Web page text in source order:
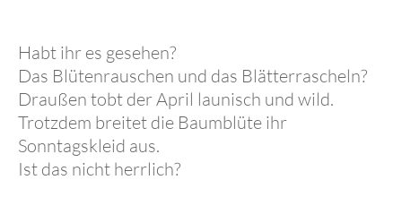
Habt ihr es gesehen?
Das Blütenrauschen und das Blätterrascheln?
Draußen tobt der April launisch und wild.
Trotzdem breitet die Baumblüte ihr
Sonntagskleid aus.
Ist das nicht herrlich?